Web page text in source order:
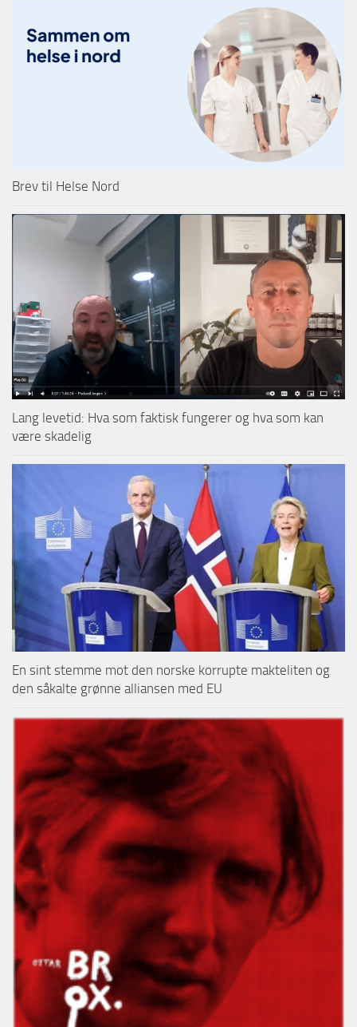
Brev til Helse Nord
Lang levetid: Hva som faktisk fungerer og hva som kan
være skadelig
En sint stemme mot den norske korrupte makteliten og
den såkalte grønne alliansen med EU